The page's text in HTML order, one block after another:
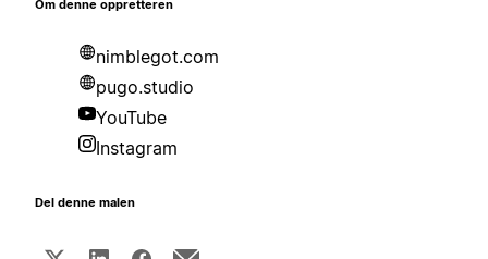
Om denne oppretteren
nimblegot.com
pugo.studio
YouTube
Instagram
Del denne malen